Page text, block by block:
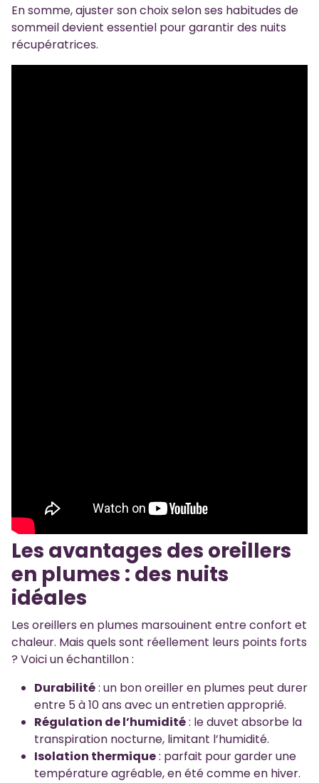
En somme, ajuster son choix selon ses habitudes de
sommeil devient essentiel pour garantir des nuits
récupératrices.
Les avantages des oreillers
en plumes : des nuits
idéales
Les oreillers en plumes marsouinent entre confort et
chaleur. Mais quels sont réellement leurs points forts
? Voici un échantillon :
Durabilité: un bon oreiller en plumes peut durer
entre 5 à 10 ans avec un entretien approprié.
Régulation de l’humidité: le duvet absorbe la
transpiration nocturne, limitant l’humidité.
Isolation thermique: parfait pour garder une
température agréable, en été comme en hiver.